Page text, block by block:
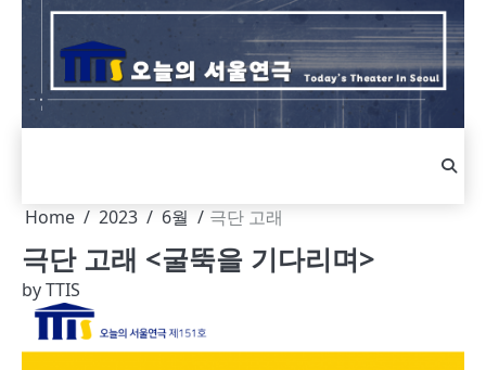
Skip
content
Home 2023 6월 극단 고래
극단 고래 <굴뚝을 기다리며>
byTTIS